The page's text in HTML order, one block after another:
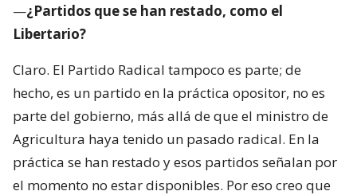
—¿Partidos que se han restado, como el
Libertario?
Claro. El Partido Radical tampoco es parte; de
hecho, es un partido en la práctica opositor, no es
parte del gobierno, más allá de que el ministro de
Agricultura haya tenido un pasado radical. En la
práctica se han restado y esos partidos señalan por
el momento no estar disponibles. Por eso creo que